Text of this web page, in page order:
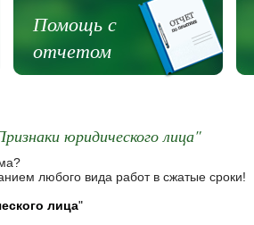
Помощь с
отчетом
юридического лица"
любого вида работ в сжатые сроки!
лица"